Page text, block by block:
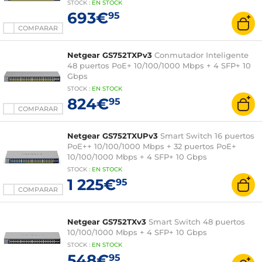
COMPARAR
STOCK : EN STOCK
693€95
COMPARAR
Netgear GS752TXPv3 Conmutador Inteligente
48 puertos PoE+ 10/100/1000 Mbps + 4 SFP+ 10
Gbps
STOCK : EN STOCK
824€95
COMPARAR
Netgear GS752TXUPv3 Smart Switch 16 puertos
PoE++ 10/100/1000 Mbps + 32 puertos PoE+
10/100/1000 Mbps + 4 SFP+ 10 Gbps
STOCK : EN STOCK
1 225€95
Netgear GS752TXv3 Smart Switch 48 puertos
10/100/1000 Mbps + 4 SFP+ 10 Gbps
STOCK : EN STOCK
95